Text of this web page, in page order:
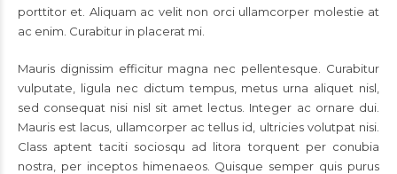
porttitor et. Aliquam ac velit non orci ullamcorper molestie at
ac enim. Curabitur in placerat mi.
Mauris dignissim efficitur magna nec pellentesque. Curabitur
vulputate, ligula nec dictum tempus, metus urna aliquet nisl,
sed consequat nisi nisl sit amet lectus. Integer ac ornare dui.
Mauris est lacus, ullamcorper ac tellus id, ultricies volutpat nisi.
Class aptent taciti sociosqu ad litora torquent per conubia
nostra, per inceptos himenaeos. Quisque semper quis purus